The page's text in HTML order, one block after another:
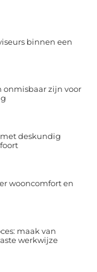
binnen een
onmisbaar zijn voor
deskundig
wooncomfort en
maak van
werkwijze